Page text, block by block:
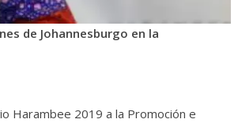
de Johannesburgo en la
Harambee 2019 a la Promoción e